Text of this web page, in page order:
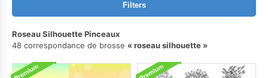
Filters
Roseau Silhouette Pinceaux
48 correspondance de brosse
roseau silhouette